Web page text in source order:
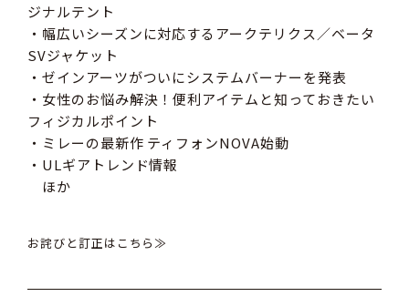
ジナルテント
・幅広いシーズンに対応するアークテリクス／ベータ
SVジャケット
・ゼインアーツがついにシステムバーナーを発表
・女性のお悩み解決！便利アイテムと知っておきたい
フィジカルポイント
・ミレーの最新作 ティフォンNOVA始動
・ULギアトレンド情報
ほか
お詫びと訂正はこちら≫